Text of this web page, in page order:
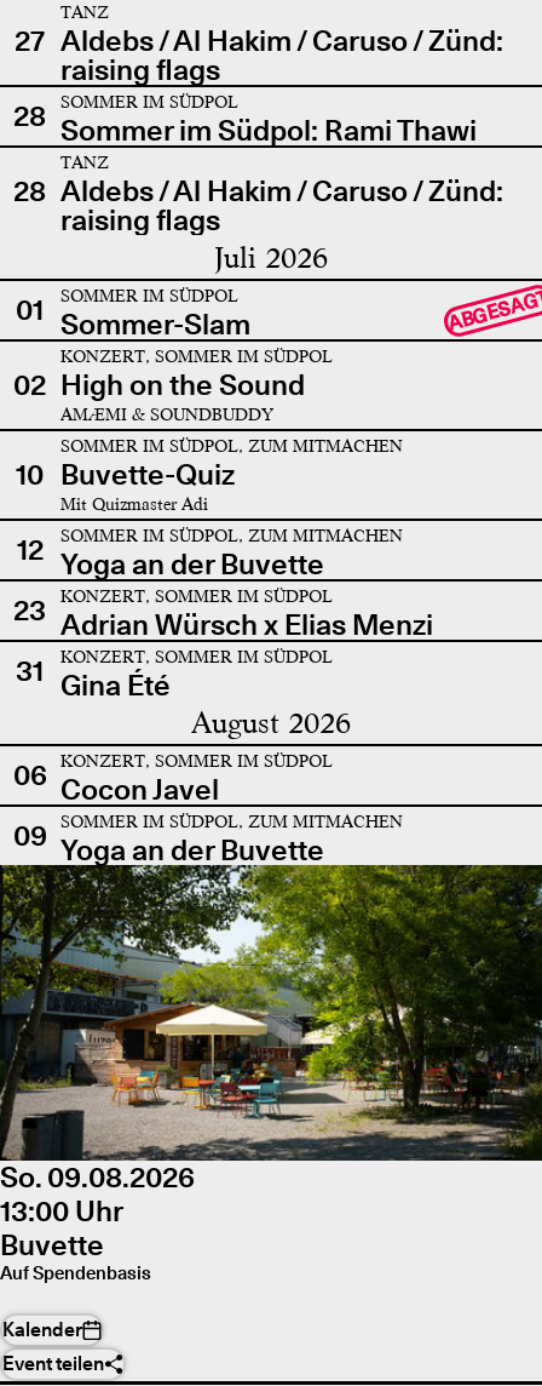
27
TANZ
Aldebs / Al Hakim / Caruso / Zünd:
raising flags
28
SOMMER IM SÜDPOL
Sommer im Südpol: Rami Thawi
28
TANZ
Aldebs / Al Hakim / Caruso / Zünd:
raising flags
Juli 2026
01 SOMMER IM SÜDPOL
Sommer-Slam
02
KONZERT, SOMMER IM SÜDPOL
High on the Sound
AMÆMI & SOUNDBUDDY
10
SOMMER IM SÜDPOL, ZUM MITMACHEN
Buvette-Quiz
Mit Quizmaster Adi
12 SOMMER IM SÜDPOL, ZUM MITMACHEN
Yoga an der Buvette
23
KONZERT, SOMMER IM SÜDPOL
Adrian Würsch x Elias Menzi
31
KONZERT, SOMMER IM SÜDPOL
Gina Été
August 2026
06 KONZERT, SOMMER IM SÜDPOL
Cocon Javel
09
SOMMER IM SÜDPOL, ZUM MITMACHEN
Yoga an der Buvette
So. 09.08.2026
13:00 Uhr
Buvette
Auf Spendenbasis
Kalender
Event teilen